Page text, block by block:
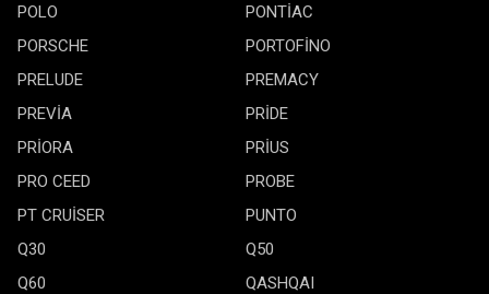
POLO
PONTİAC
PORSCHE
PORTOFİNO
PRELUDE
PREMACY
PREVİA
PRİDE
PRİORA
PRİUS
PRO CEED
PROBE
PT CRUİSER
PUNTO
Q30
Q50
Q60
QASHQAI